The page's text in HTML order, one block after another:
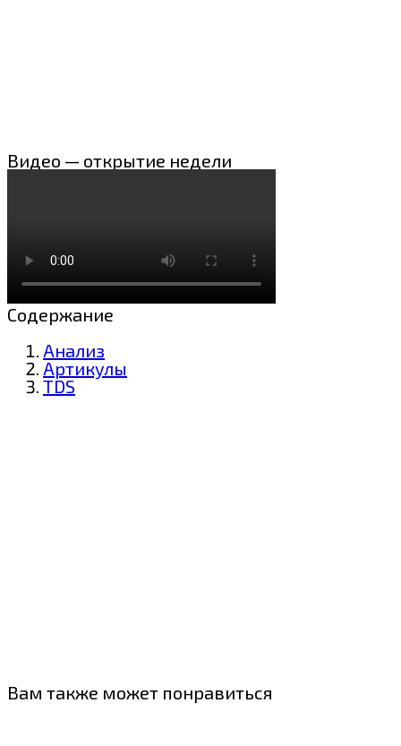
Видео — открытие недели
Содержание
Анализ
Артикулы
TDS
Вам также может понравиться